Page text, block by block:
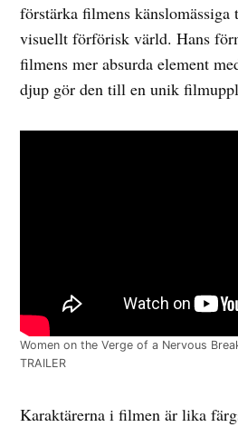
förstärka filmens känslomässiga
visuellt förförisk värld. Hans
filmens mer absurda element
djup gör den till en unik
Women on the Verge of a Nervous
TRAILER
Karaktärerna i filmen är lika